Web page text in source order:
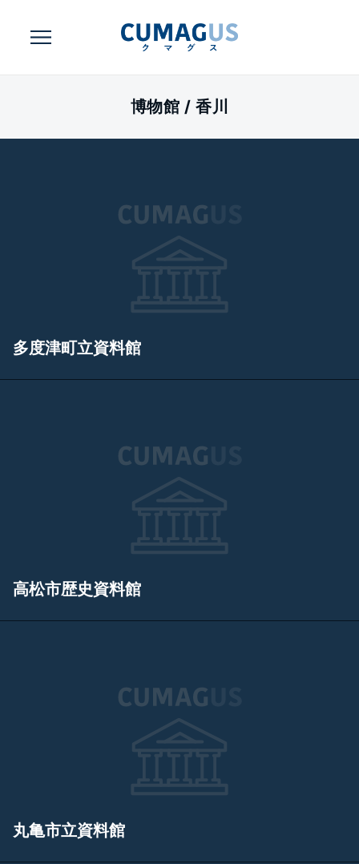
博物館 /香川
多度津町立資料館
高松市歴史資料館
丸亀市立資料館